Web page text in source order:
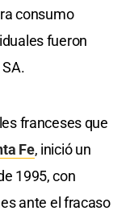
consumo
fueron
franceses que
Fe, inició un
1995, con
ante el fracaso